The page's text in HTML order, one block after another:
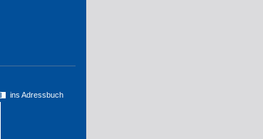
ins Adressbuch